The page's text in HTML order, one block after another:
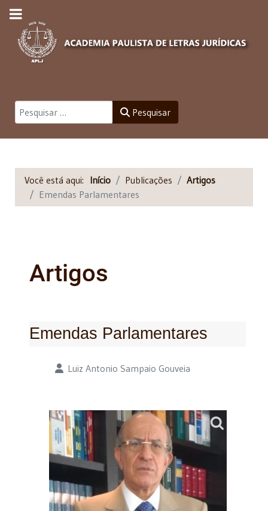
Pesquisar Pesquisar
Você está aqui: Início Publicações
Artigos
Emendas Parlamentares
Artigos
Emendas Parlamentares
Detalhes Luiz Antonio Sampaio Gouveia